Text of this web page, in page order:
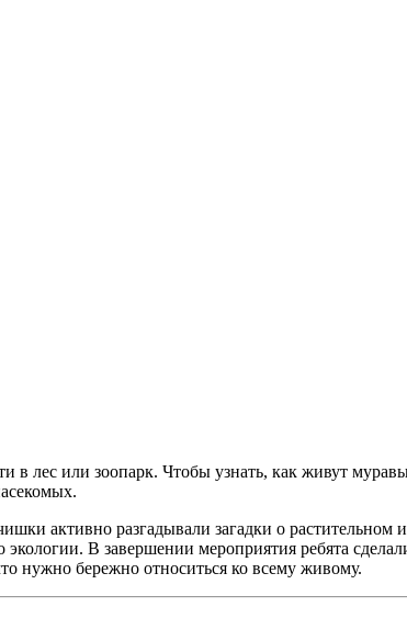
в лес или зоопарк. Чтобы узнать, как живут
активно разгадывали загадки о растительном
В завершении мероприятия ребята
нужно бережно относиться ко всему живому.